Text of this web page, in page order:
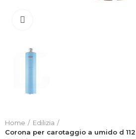
Home
Edilizia
Corona per carotaggio a umido d